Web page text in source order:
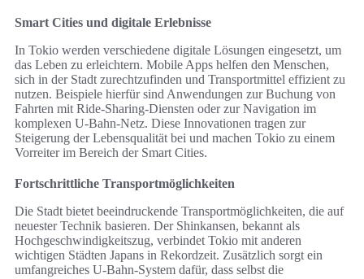
Smart Cities und digitale Erlebnisse
In Tokio werden verschiedene digitale Lösungen eingesetzt, um
das Leben zu erleichtern. Mobile Apps helfen den Menschen,
sich in der Stadt zurechtzufinden und Transportmittel effizient zu
nutzen. Beispiele hierfür sind Anwendungen zur Buchung von
Fahrten mit Ride-Sharing-Diensten oder zur Navigation im
komplexen U-Bahn-Netz. Diese Innovationen tragen zur
Steigerung der Lebensqualität bei und machen Tokio zu einem
Vorreiter im Bereich der Smart Cities.
Fortschrittliche Transportmöglichkeiten
Die Stadt bietet beeindruckende Transportmöglichkeiten, die auf
neuester Technik basieren. Der Shinkansen, bekannt als
Hochgeschwindigkeitszug, verbindet Tokio mit anderen
wichtigen Städten Japans in Rekordzeit. Zusätzlich sorgt ein
umfangreiches U-Bahn-System dafür, dass selbst die